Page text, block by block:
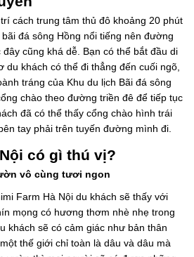
cách trung tâm thủ đô khoảng 20 phút
đá sông Hồng nổi tiếng nên đường
cũng khá dễ. Bạn có thể bắt đầu di
du khách có thể đi thẳng đến cuối ngõ,
tráng của Khu du lịch Bãi đá sông
chào theo đường triền đê để tiếp tục
đã có thể thấy cổng chào hình trái
tay phải trên tuyến đường mình đi.
có gì thú vị?
vô cùng tươi ngon
Farm Hà Nội du khách sẽ thấy với
mọng có hương thơm nhè nhẹ trong
khách sẽ có cảm giác như bản thân
thế giới chỉ toàn là dâu và dâu mà